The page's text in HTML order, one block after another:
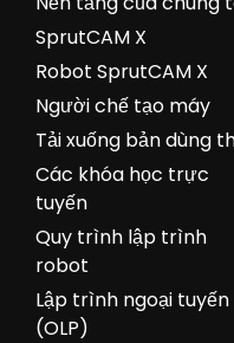
SprutCAM X
Robot SprutCAM X
Người chế tạo máy
Tải xuống bản dùng
Các khóa học trực
tuyến
Quy trình lập trình
robot
Lập trình ngoại tuyến
(OLP)